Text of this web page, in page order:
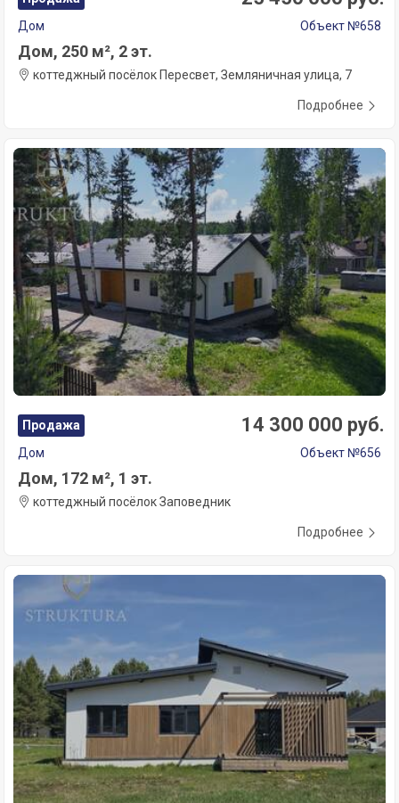
Дом Объект №658
Дом, 250 м², 2 эт.
коттеджный посёлок Пересвет, Земляничная улица, 7
Подробнее
Продажа 14 300 000 руб.
Дом Объект №656
Дом, 172 м², 1 эт.
коттеджный посёлок Заповедник
Подробнее